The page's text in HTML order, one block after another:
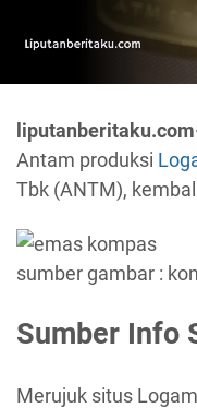
Antam produksi
Tbk (ANTM),
sumber gambar :
Sumber Info
Merujuk situs